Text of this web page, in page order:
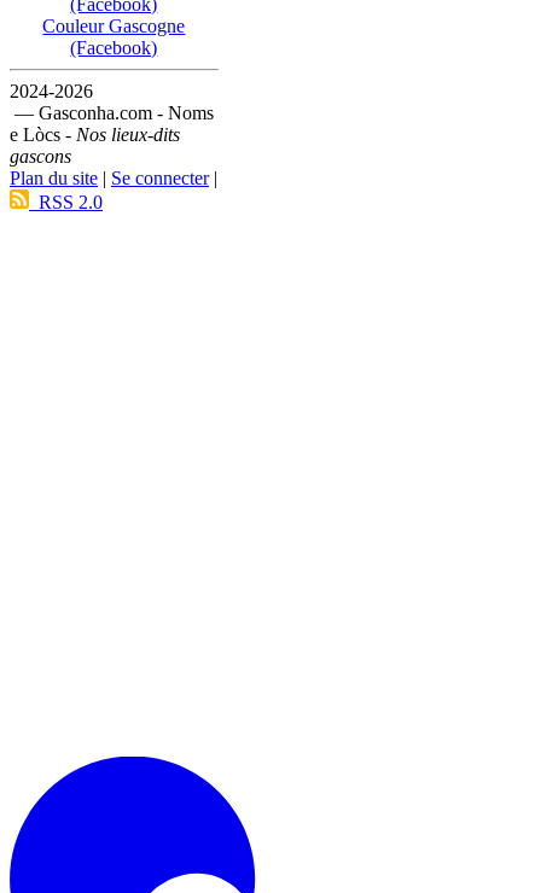
(Facebook)
Couleur Gascogne
(Facebook)
2024-2026
— Gasconha.com - Noms
e Lòcs - Nos lieux-dits
gascons
Plan du site | Se connecter|
RSS 2.0